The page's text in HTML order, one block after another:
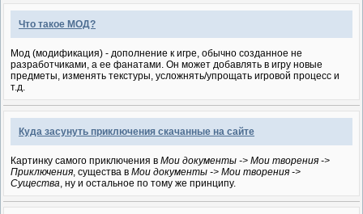
Что такое МОД?
Мод (модификация) - дополнение к игре, обычно созданное не
разработчиками, а ее фанатами. Он может добавлять в игру новые
предметы, изменять текстуры, усложнять/упрощать игровой процесс и
т.д.
Куда засунуть приключения скачанные на сайте
Картинку самого приключения в Мои документы -> Мои творения ->
Приключения, существа в Мои документы -> Мои творения ->
Существа, ну и остальное по тому же принципу.